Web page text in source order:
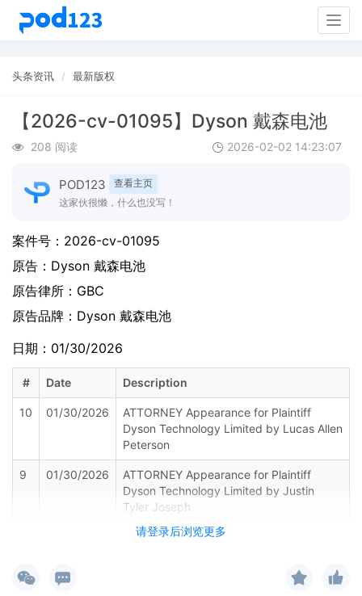
头条资讯 最新版权
【2026-cv-01095】Dyson 戴森电池
208 阅读 2026-02-02 14:23:07
POD123
查看主页
这家伙很懒，什么也没写！
请登录后浏览更多
案件号： 2026-cv-01095
原告： Dyson 戴森电池
原告律所：GBC
原告品牌： Dyson 戴森电池
日期：01/30/2026
# Date Description
10 01/30/2026
ATTORNEY Appearance for Plaintiff
Dyson Technology Limited by Lucas Allen
Peterson
9 01/30/2026
ATTORNEY Appearance for Plaintiff
Dyson Technology Limited by Justin
Tyler Joseph
ATTORNEY Appearance for Plaintiff